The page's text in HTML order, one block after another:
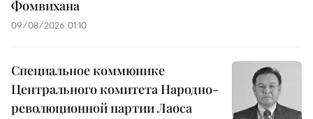
Фомвихана
09/08/2026 01:10
Специальное коммюнике
Центрального комитета Народно-
революционной партии Лаоса